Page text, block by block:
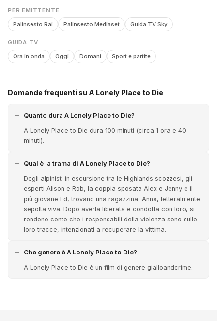
PER EMITTENTE
Palinsesto Rai Palinsesto Mediaset Guida TV Sky
GUIDA TV
Ora in onda Oggi Domani Sport e partite
Domande frequenti su A Lonely Place to Die
Quanto dura A Lonely Place to Die?
A Lonely Place to Die dura 100 minuti (circa 1 ora e 40
minuti).
Qual è la trama di A Lonely Place to Die?
Degli alpinisti in escursione tra le Highlands scozzesi, gli
esperti Alison e Rob, la coppia sposata Alex e Jenny e il
più giovane Ed, trovano una ragazzina, Anna, letteralmente
sepolta viva. Dopo averla liberata e condotta con loro, si
rendono conto che i responsabili della violenza sono sulle
loro tracce, intenzionati a recuperare la vittima.
Che genere è A Lonely Place to Die?
A Lonely Place to Die è un film di genere gialloandcrime.